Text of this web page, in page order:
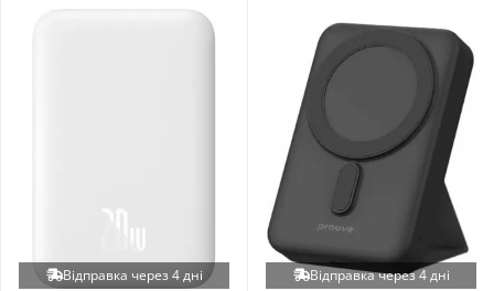
Відправка через 4 дні Відправка через 4 дні